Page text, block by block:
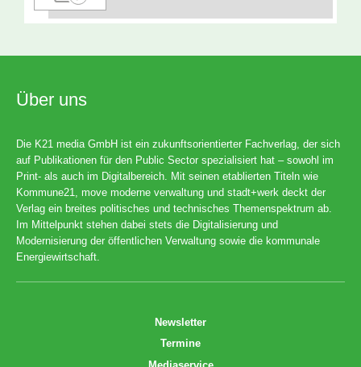
Über uns
Die K21 media GmbH ist ein zukunftsorientierter Fachverlag, der sich
auf Publikationen für den Public Sector spezialisiert hat – sowohl im
Print- als auch im Digitalbereich. Mit seinen etablierten Titeln wie
Kommune21, move moderne verwaltung und stadt+werk deckt der
Verlag ein breites politisches und technisches Themenspektrum ab.
Im Mittelpunkt stehen dabei stets die Digitalisierung und
Modernisierung der öffentlichen Verwaltung sowie die kommunale
Energiewirtschaft.
Newsletter
Termine